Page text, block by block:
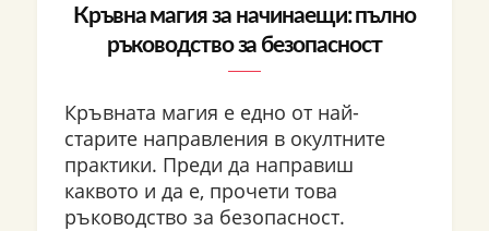
Кръвна магия за начинаещи: пълно
ръководство за безопасност
Кръвната магия е едно от най-
старите направления в окултните
практики. Преди да направиш
каквото и да е, прочети това
ръководство за безопасност.